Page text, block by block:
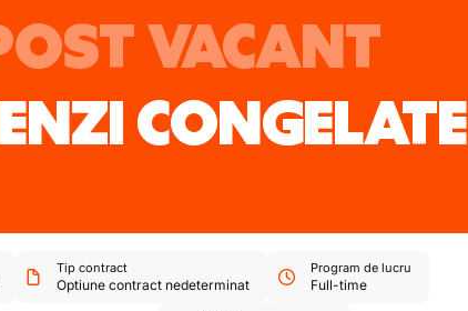
VACANT
CONGELATE
Tip contract
Optiune contract nedeterminat
Program de lucru
Full-time